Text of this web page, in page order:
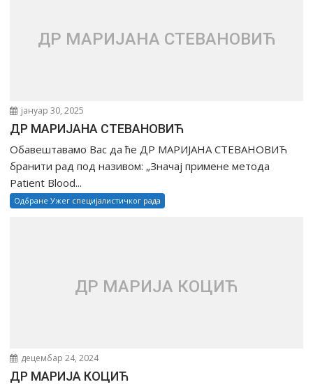
ДР МАРИЈАНА СТЕВАНОВИЋ
јануар 30, 2025
ДР МАРИЈАНА СТЕВАНОВИЋ
Обавештавамо Вас да ће ДР МАРИЈАНА СТЕВАНОВИЋ
бранити рад под називом: „Значај примене метода
Patient Blood...
Одбране Ужег специјалистичког рада
ДР МАРИЈА КОЦИЋ
децембар 24, 2024
ДР МАРИЈА КОЦИЋ